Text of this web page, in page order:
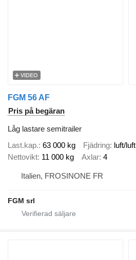
VIDEO
FGM 56 AF
Pris på begäran
Låg lastare semitrailer
Last.kap. 63 000 kg Fjädring luft/luft
Nettovikt 11 000 kg Axlar 4
Italien, FROSINONE FR
FGM srl